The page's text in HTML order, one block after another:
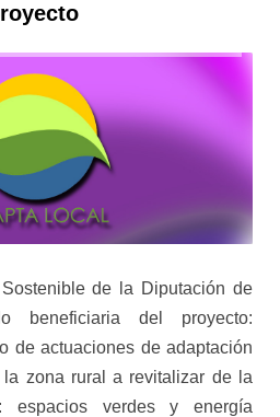
de la Diputación de
beneficiaria del proyecto:
de actuaciones de adaptación
zona rural a revitalizar de la
espacios verdes y energía